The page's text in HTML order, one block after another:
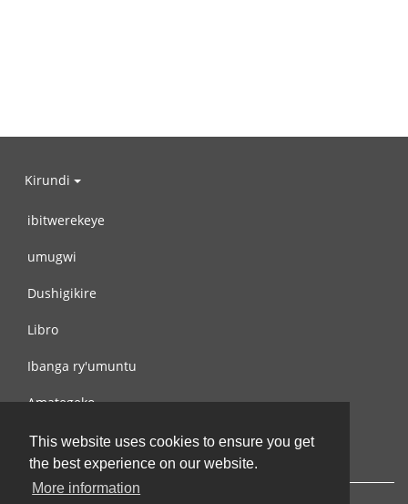
This website uses cookies to ensure you get
the best experience on our website.
More information
Kirundi
ibitwerekeye
umugwi
Dushigikire
Libro
Ibanga ry'umuntu
Amategeko
Turondere